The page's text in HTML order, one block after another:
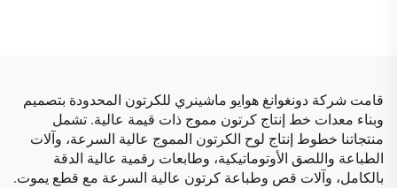
قامت شركة دونغوانغ هوايو ماشينري للكرتون المحدودة بتصميم
وبناء معدات خط إنتاج كرتون مموج ذات قيمة عالية. تشمل
منتجاتنا خطوط إنتاج لوح الكرتون المموج عالية السرعة، وآلات
الطباعة واللصق الأوتوماتيكية، وطابعات رقمية عالية الدقة
بالكامل، وآلات قص وطباعة كرتون عالية السرعة مع قطع يموت.